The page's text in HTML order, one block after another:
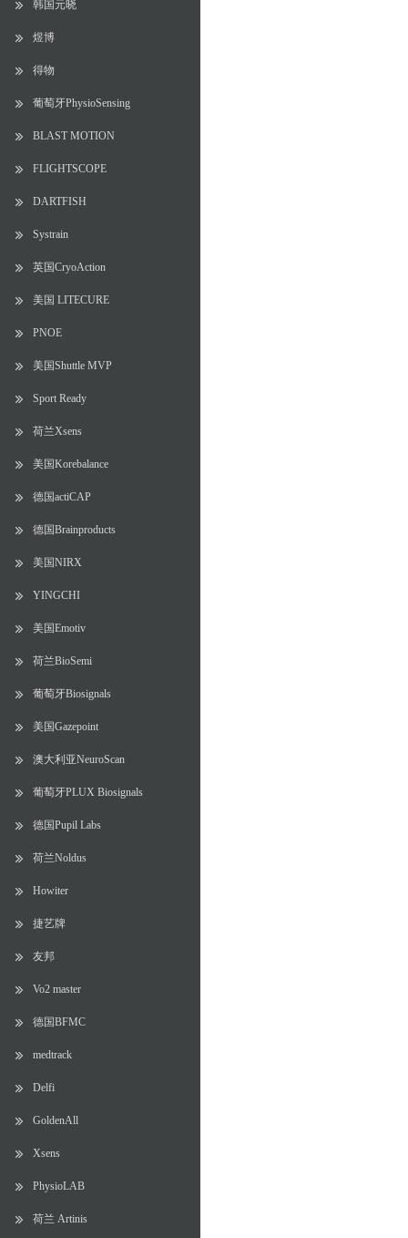
韩国元晓
煜博
得物
葡萄牙PhysioSensing
BLAST MOTION
FLIGHTSCOPE
DARTFISH
Systrain
英国CryoAction
美国 LITECURE
PNOE
美国Shuttle MVP
Sport Ready
荷兰Xsens
美国Korebalance
德国actiCAP
德国Brainproducts
美国NIRX
YINGCHI
美国Emotiv
荷兰BioSemi
葡萄牙Biosignals
美国Gazepoint
澳大利亚NeuroScan
葡萄牙PLUX Biosignals
德国Pupil Labs
荷兰Noldus
Howiter
捷艺牌
友邦
Vo2 master
德国BFMC
medtrack
Delfi
GoldenAll
Xsens
PhysioLAB
荷兰 Artinis